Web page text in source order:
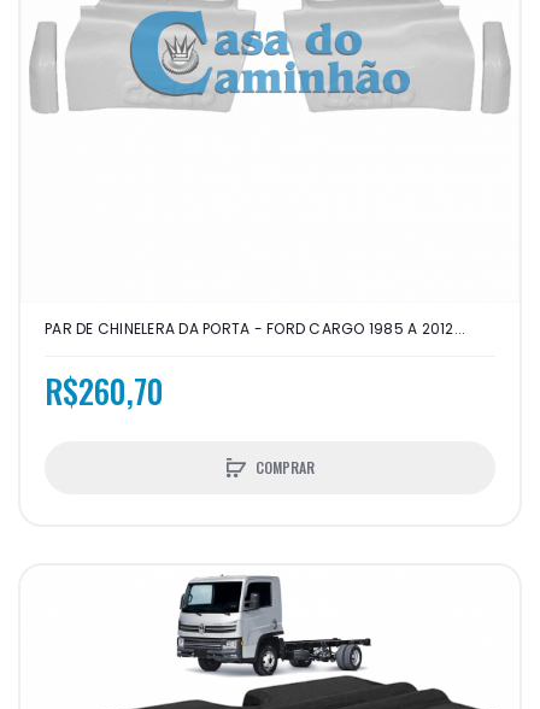
PAR DE CHINELERA DA PORTA - FORD CARGO 1985 A 2012...
R$260,70
COMPRAR